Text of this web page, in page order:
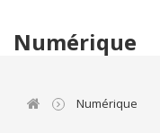
Numérique
Numérique